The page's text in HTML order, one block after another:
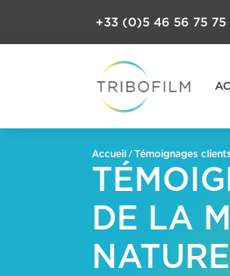
+33 (0)5 46 56 75 75
Accueil /Témoignages
DE LA